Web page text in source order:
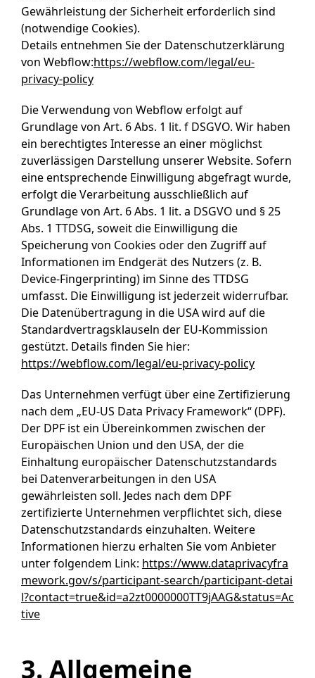
Gewährleistung der Sicherheit erforderlich sind
(notwendige Cookies).
Details entnehmen Sie der Datenschutzerklärung
von Webflow:https://webflow.com/legal/eu-
privacy-policy
Die Verwendung von Webflow erfolgt auf
Grundlage von Art. 6 Abs. 1 lit. f DSGVO. Wir haben
ein berechtigtes Interesse an einer möglichst
zuverlässigen Darstellung unserer Website. Sofern
eine entsprechende Einwilligung abgefragt wurde,
erfolgt die Verarbeitung ausschließlich auf
Grundlage von Art. 6 Abs. 1 lit. a DSGVO und § 25
Abs. 1 TTDSG, soweit die Einwilligung die
Speicherung von Cookies oder den Zugriff auf
Informationen im Endgerät des Nutzers (z. B.
Device-Fingerprinting) im Sinne des TTDSG
umfasst. Die Einwilligung ist jederzeit widerrufbar.
Die Datenübertragung in die USA wird auf die
Standardvertragsklauseln der EU-Kommission
gestützt. Details finden Sie hier:
https://webflow.com/legal/eu-privacy-policy
Das Unternehmen verfügt über eine Zertifizierung
nach dem „EU-US Data Privacy Framework“ (DPF).
Der DPF ist ein Übereinkommen zwischen der
Europäischen Union und den USA, der die
Einhaltung europäischer Datenschutzstandards
bei Datenverarbeitungen in den USA
gewährleisten soll. Jedes nach dem DPF
zertifizierte Unternehmen verpflichtet sich, diese
Datenschutzstandards einzuhalten. Weitere
Informationen hierzu erhalten Sie vom Anbieter
unter folgendem Link: https://www.dataprivacyfra
mework.gov/s/participant-search/participant-detai
l?contact=true&id=a2zt0000000TT9jAAG&status=Ac
tive
3. Allgemeine